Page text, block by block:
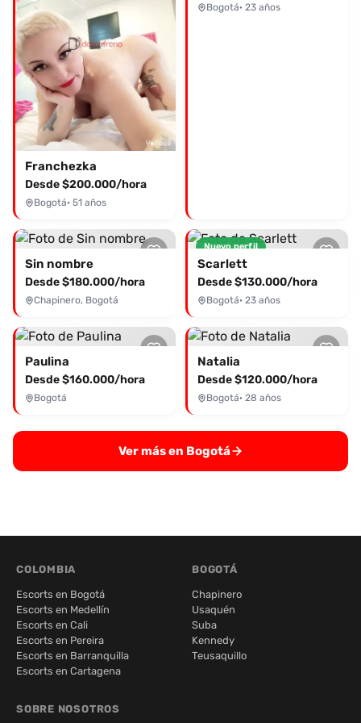
Franchezka
Desde $200.000/hora
Bogotá· 51 años
Bogotá· 23 años
Sin nombre
Desde $180.000/hora
Chapinero, Bogotá
Nuevo perfil
Scarlett
Desde $130.000/hora
Bogotá· 23 años
Paulina
Desde $160.000/hora
Bogotá
Natalia
Desde $120.000/hora
Bogotá· 28 años
Ver más en Bogotá
COLOMBIA
Escorts en Bogotá
Escorts en Medellín
Escorts en Cali
Escorts en Pereira
Escorts en Barranquilla
Escorts en Cartagena
BOGOTÁ
Chapinero
Usaquén
Suba
Kennedy
Teusaquillo
SOBRE NOSOTROS